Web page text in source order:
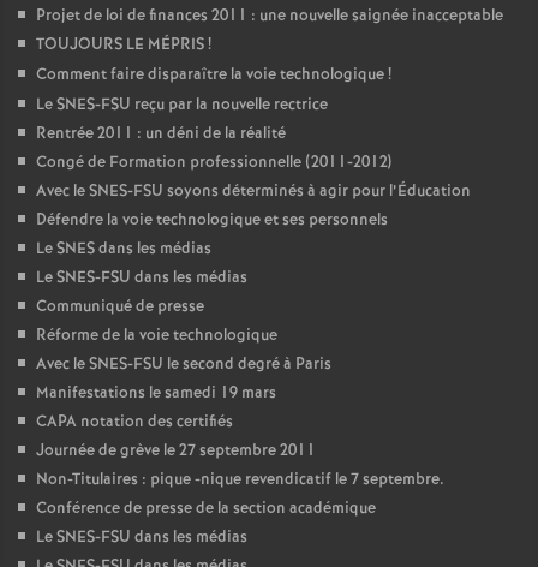
Projet de loi de finances 2011 : une nouvelle saignée inacceptable
TOUJOURS LE MÉPRIS!
Comment faire disparaître la voie technologique!
Le SNES-FSU reçu par la nouvelle rectrice
Rentrée 2011 : un déni de la réalité
Congé de Formation professionnelle (2011-2012)
Avec le SNES-FSU soyons déterminés à agir pour l’Éducation
Défendre la voie technologique et ses personnels
Le SNES dans les médias
Le SNES-FSU dans les médias
Communiqué de presse
Réforme de la voie technologique
Avec le SNES-FSU le second degré à Paris
Manifestations le samedi 19 mars
CAPA notation des certifiés
Journée de grève le 27 septembre 2011
Non-Titulaires : pique -nique revendicatif le 7 septembre.
Conférence de presse de la section académique
Le SNES-FSU dans les médias